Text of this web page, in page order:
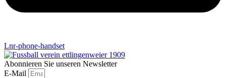
Lnr-phone-handset
Abonnieren Sie unseren Newsletter
E-Mail